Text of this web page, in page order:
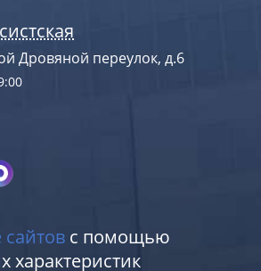
Дровяной переулок, д.6
с помощью
характеристик